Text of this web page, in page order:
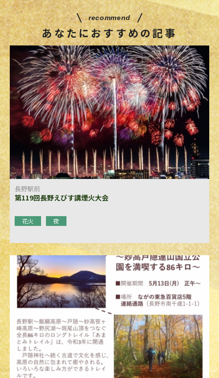
recommend
あなたにおすすめの記事
長野駅前
第119回長野えびす講煙火大会
花火 夜